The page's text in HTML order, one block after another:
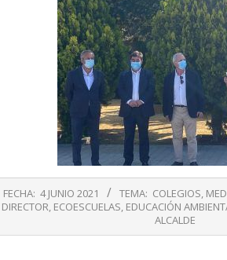
FECHA: 4 JUNIO 2021 TEMA: COLEGIOS,
DIRECTOR, ECOESCUELAS, EDUCACIÓN
ALCALDE